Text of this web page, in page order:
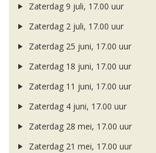
Zaterdag 9 juli, 17.00 uur
Zaterdag 2 juli, 17.00 uur
Zaterdag 25 juni, 17.00 uur
Zaterdag 18 juni, 17.00 uur
Zaterdag 11 juni, 17.00 uur
Zaterdag 4 juni, 17.00 uur
Zaterdag 28 mei, 17.00 uur
Zaterdag 21 mei, 17.00 uur